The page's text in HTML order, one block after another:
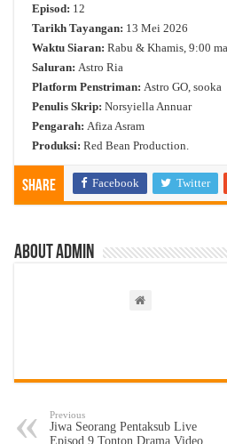
Episod: 12
Tarikh Tayangan: 13 Mei 2026
Waktu Siaran: Rabu & Khamis, 9:00
Saluran: Astro Ria
Platform Penstriman: Astro GO, sooka
Penulis Skrip: Norsyiella Annuar
Pengarah: Afiza Asram
Produksi: Red Bean Production.
Share Facebook Twitter
About admin
Previous
Jiwa Seorang Pentaksub Live
Episod 9 Tonton Drama Video